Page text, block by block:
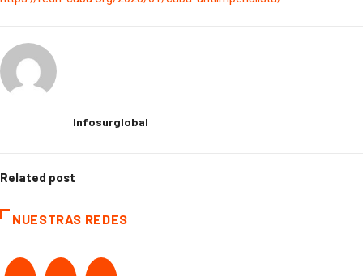
Infosurglobal
Related post
NUESTRAS REDES